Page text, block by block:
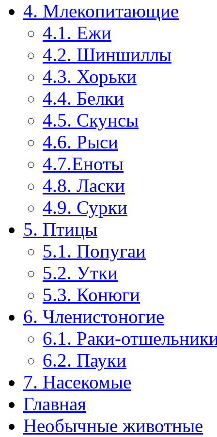
4. Млекопитающие
4.1. Ежи
4.2. Шиншиллы
4.3. Хорьки
4.4. Белки
4.5. Скунсы
4.6. Рыси
4.7.Еноты
4.8. Ласки
4.9. Сурки
5. Птицы
5.1. Попугаи
5.2. Утки
5.3. Конюги
6. Членистоногие
6.1. Раки-
6.2. Пауки
7. Насекомые
Главная
Необычные животные